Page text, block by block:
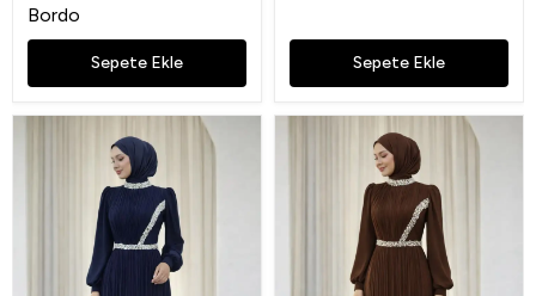
Bordo
Sepete Ekle Sepete Ekle